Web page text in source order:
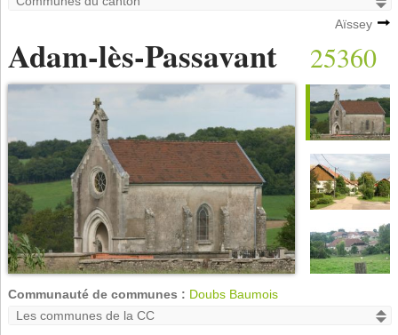
Aïssey
Adam-lès-Passavant 25360
Communauté de communes : Doubs Baumois